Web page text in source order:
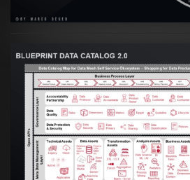
Artikel:Data Mesh
Transformation zur Data
Culture
VIEW